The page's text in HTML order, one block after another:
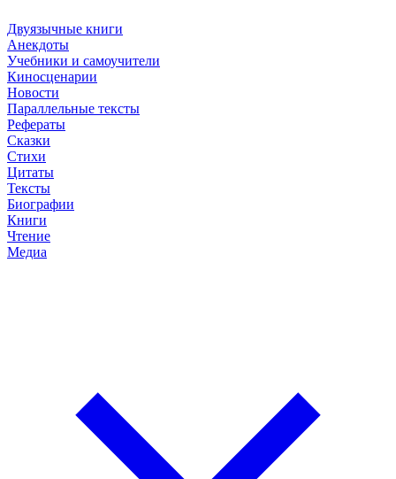
Двуязычные книги
Анекдоты
Учебники и самоучители
Киносценарии
Новости
Параллельные тексты
Рефераты
Сказки
Стихи
Цитаты
Тексты
Биографии
Книги
Чтение
Медиа